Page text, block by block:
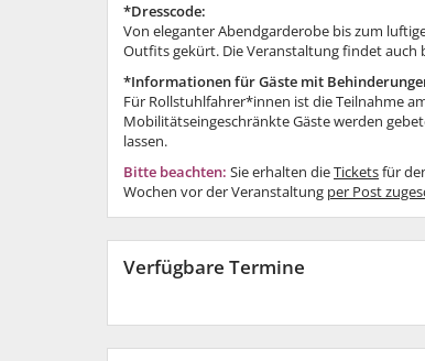
*Dresscode:
Von eleganter Abendgarderobe bis zum
Outfits gekürt. Die Veranstaltung findet auch
*Informationen für Gäste mit
Für Rollstuhlfahrer*innen ist die Teilnahme
Mobilitätseingeschränkte Gäste werden
lassen.
Bitte beachten: Sie erhalten dieTicketsfür
Wochen vor der Veranstaltung per Post
Verfügbare Termine